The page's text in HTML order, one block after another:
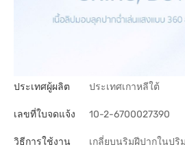
ประเทศผู้ผลิต ประเทศเกาหลีใต้
เลขที่ใบจดแจ้ง 10-2-6700027390
วิธีการใช้งาน เกลี่ยบนริมฝีปากในปริ